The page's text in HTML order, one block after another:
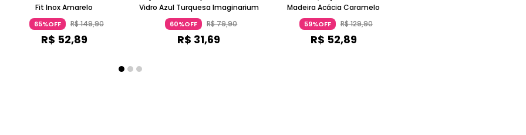
Fit Inox Amarelo
65%OFF R$149,90
R$ 52,89
Vidro Azul Turquesa Imaginarium
60%OFF R$79,90
R$ 31,69
Madeira Acácia Caramelo
59%OFF R$129,90
R$ 52,89